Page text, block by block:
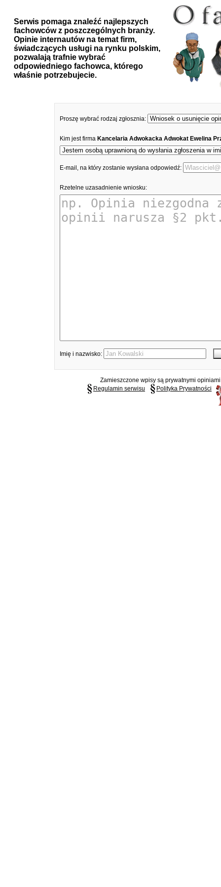
Serwis pomaga znaleźć najlepszych
fachowców z poszczególnych branży.
Opinie internautów na temat firm,
świadczących usługi na rynku polskim,
pozwalają trafnie wybrać
odpowiedniego fachowca, którego
właśnie potrzebujecie.
Proszę wybrać rodzaj zgłosznia:
Kim jest firma Kancelaria Adwokacka Adwokat Ewelina
E-mail, na który zostanie wysłana odpowiedź:
Rzetelne uzasadnienie wniosku:
Imię i nazwisko:
Zamieszczone wpisy są prywatnymi
Regulamin serwisu
Polityka Prywatności